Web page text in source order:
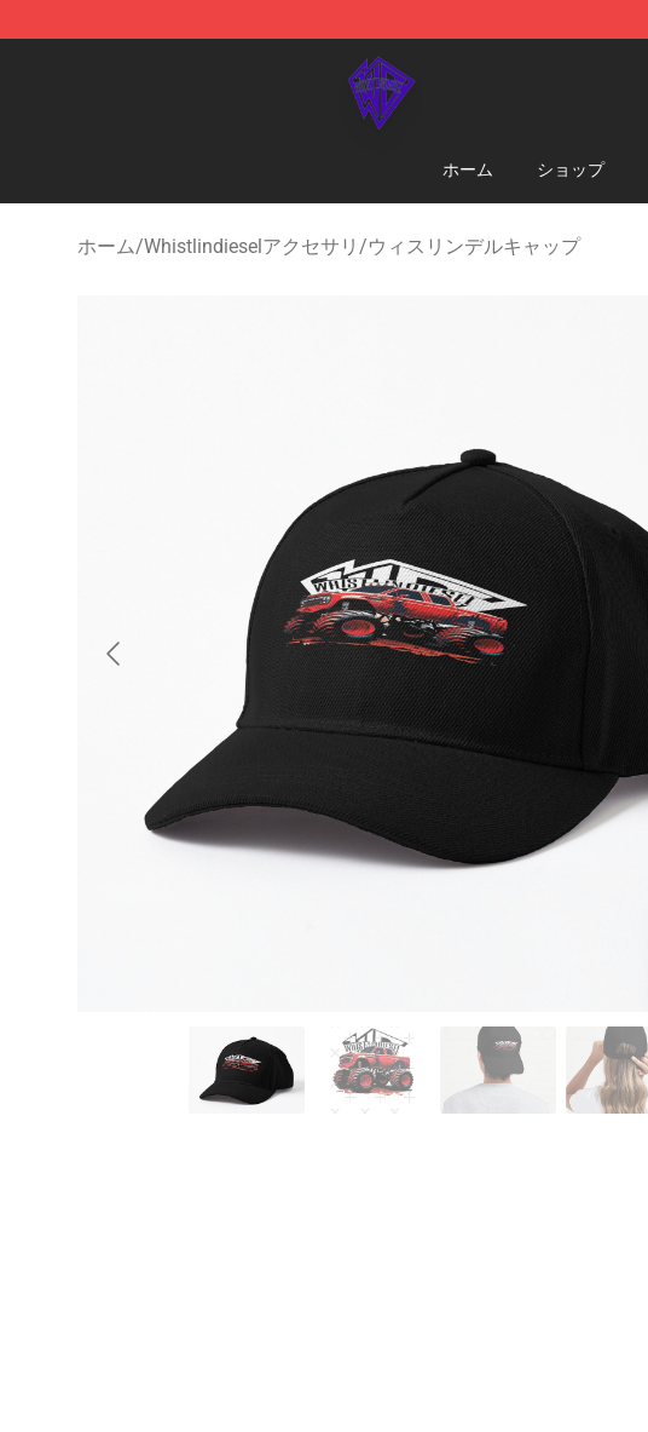
WhistlinDiesel Shop - Official WhistlinDiesel Merchandise Store
ホーム ショップ
ホーム/Whistlindieselアクセサリ /ウィスリンデルキャップ